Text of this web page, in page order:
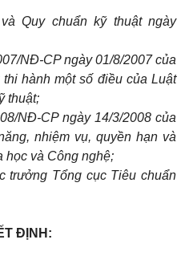
Quy chuẩn kỹ thuật ngày
NĐ-CP ngày 01/8/2007 của
hành một số điều của Luật
thuật;
NĐ-CP ngày 14/3/2008 của
nhiệm vụ, quyền hạn và
học và Công nghệ;
trưởng Tổng cục Tiêu chuẩn
ĐỊNH: